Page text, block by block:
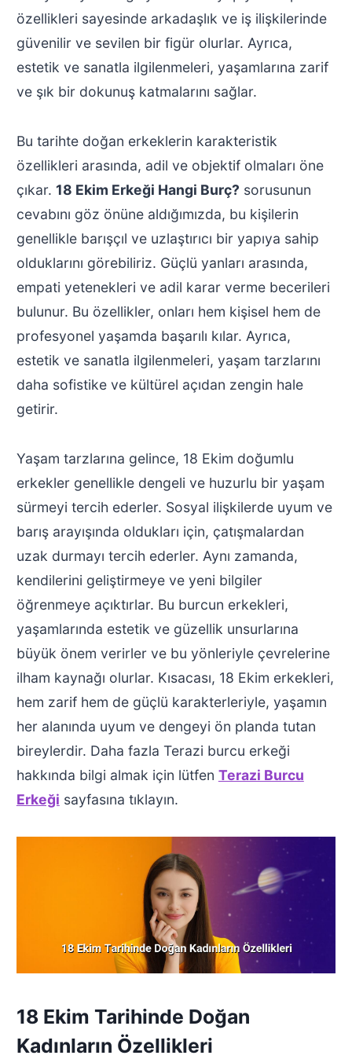
özellikleri sayesinde arkadaşlık ve iş ilişkilerinde
güvenilir ve sevilen bir figür olurlar. Ayrıca,
estetik ve sanatla ilgilenmeleri, yaşamlarına zarif
ve şık bir dokunuş katmalarını sağlar.
Bu tarihte doğan erkeklerin karakteristik
özellikleri arasında, adil ve objektif olmaları öne
çıkar. 18 Ekim Erkeği Hangi Burç? sorusunun
cevabını göz önüne aldığımızda, bu kişilerin
genellikle barışçıl ve uzlaştırıcı bir yapıya sahip
olduklarını görebiliriz. Güçlü yanları arasında,
empati yetenekleri ve adil karar verme becerileri
bulunur. Bu özellikler, onları hem kişisel hem de
profesyonel yaşamda başarılı kılar. Ayrıca,
estetik ve sanatla ilgilenmeleri, yaşam tarzlarını
daha sofistike ve kültürel açıdan zengin hale
getirir.
Yaşam tarzlarına gelince, 18 Ekim doğumlu
erkekler genellikle dengeli ve huzurlu bir yaşam
sürmeyi tercih ederler. Sosyal ilişkilerde uyum ve
barış arayışında oldukları için, çatışmalardan
uzak durmayı tercih ederler. Aynı zamanda,
kendilerini geliştirmeye ve yeni bilgiler
öğrenmeye açıktırlar. Bu burcun erkekleri,
yaşamlarında estetik ve güzellik unsurlarına
büyük önem verirler ve bu yönleriyle çevrelerine
ilham kaynağı olurlar. Kısacası, 18 Ekim erkekleri,
hem zarif hem de güçlü karakterleriyle, yaşamın
her alanında uyum ve dengeyi ön planda tutan
bireylerdir. Daha fazla Terazi burcu erkeği
hakkında bilgi almak için lütfen Terazi Burcu
Erkeği sayfasına tıklayın.
18 Ekim Tarihinde Doğan
Kadınların Özellikleri